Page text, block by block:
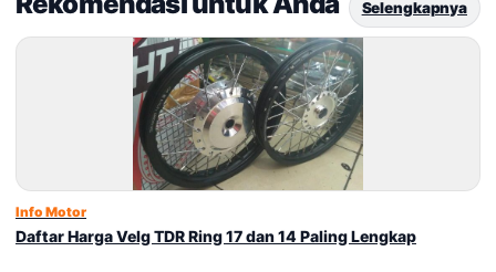
Selengkapnya
Info Motor
Daftar Harga Velg TDR Ring 17 dan 14 Paling Lengkap